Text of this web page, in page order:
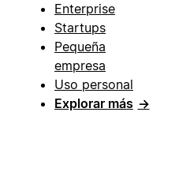
Enterprise
Startups
Pequeña
empresa
Uso personal
Explorar más →